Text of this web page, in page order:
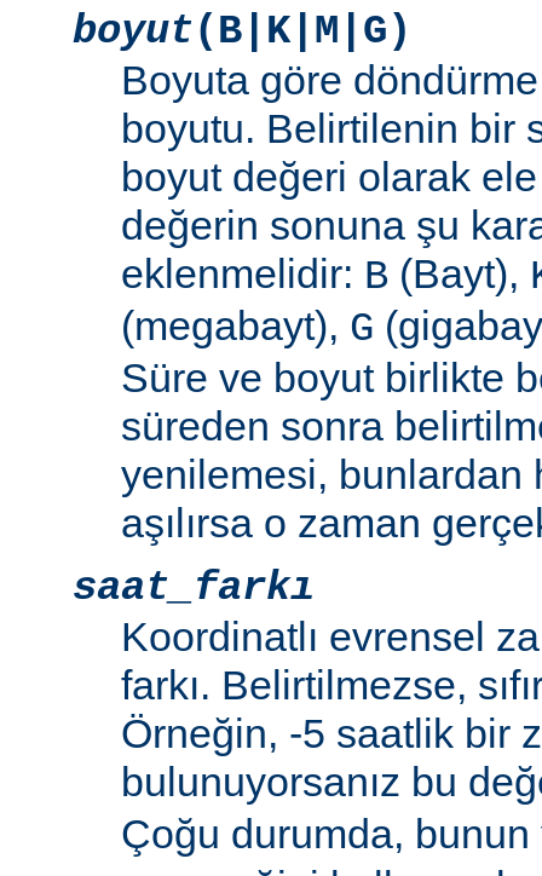
boyut(B|K|M|G)
Boyuta göre
boyutu. Belirtilenin bir
boyut değeri olarak ele
değerin sonuna şu
eklenmelidir: B (Bayt),
(megabayt), G
Süre ve boyut birlikte
süreden sonra
yenilemesi, bunlardan
aşılırsa o zaman
saat_farkı
Koordinatlı evrensel
farkı. Belirtilmezse,
Örneğin, -5 saatlik bir
bulunuyorsanız bu
Çoğu durumda,